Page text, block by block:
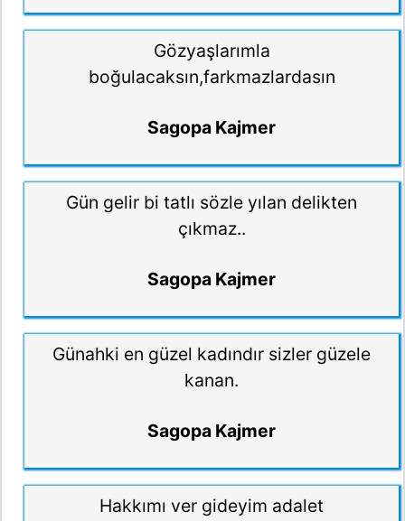
Gözyaşlarımla
boğulacaksın,farkmazlardasın
Sagopa Kajmer
Gün gelir bi tatlı sözle yılan delikten
çıkmaz..
Sagopa Kajmer
Günahki en güzel kadındır sizler güzele
kanan.
Sagopa Kajmer
Hakkımı ver gideyim adalet